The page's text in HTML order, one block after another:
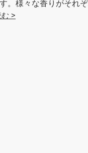
。様々な香りがそれ
む >